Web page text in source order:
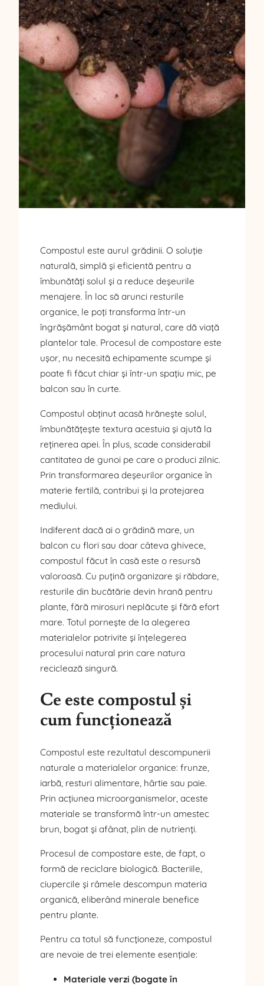
Compostul este aurul grădinii. O soluție
naturală, simplă și eficientă pentru a
îmbunătăți solul și a reduce deșeurile
menajere. În loc să arunci resturile
organice, le poți transforma într-un
îngrășământ bogat și natural, care dă viață
plantelor tale. Procesul de compostare este
ușor, nu necesită echipamente scumpe și
poate fi făcut chiar și într-un spațiu mic, pe
balcon sau în curte.
Compostul obținut acasă hrănește solul,
îmbunătățește textura acestuia și ajută la
reținerea apei. În plus, scade considerabil
cantitatea de gunoi pe care o produci zilnic.
Prin transformarea deșeurilor organice în
materie fertilă, contribui și la protejarea
mediului.
Indiferent dacă ai o grădină mare, un
balcon cu flori sau doar câteva ghivece,
compostul făcut în casă este o resursă
valoroasă. Cu puțină organizare și răbdare,
resturile din bucătărie devin hrană pentru
plante, fără mirosuri neplăcute și fără efort
mare. Totul pornește de la alegerea
materialelor potrivite și înțelegerea
procesului natural prin care natura
reciclează singură.
Ce este compostul și
cum funcționează
Compostul este rezultatul descompunerii
naturale a materialelor organice: frunze,
iarbă, resturi alimentare, hârtie sau paie.
Prin acțiunea microorganismelor, aceste
materiale se transformă într-un amestec
brun, bogat și afânat, plin de nutrienți.
Procesul de compostare este, de fapt, o
formă de reciclare biologică. Bacteriile,
ciupercile și râmele descompun materia
organică, eliberând minerale benefice
pentru plante.
Pentru ca totul să funcționeze, compostul
are nevoie de trei elemente esențiale:
Materiale verzi (bogate în